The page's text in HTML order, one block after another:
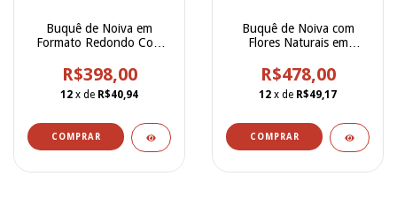
Buquê de Noiva em
Formato Redondo Com
Rosa, Rosas Cor de Rosa,
Rosas Brancas,
Alstroemerias e Gypsofilla
R$398,00
12 x de R$40,94
Buquê de Noiva com
Flores Naturais em
Alstroemerias, Cravinías e
Rosas Spray - BN00236
R$478,00
12 x de R$49,17